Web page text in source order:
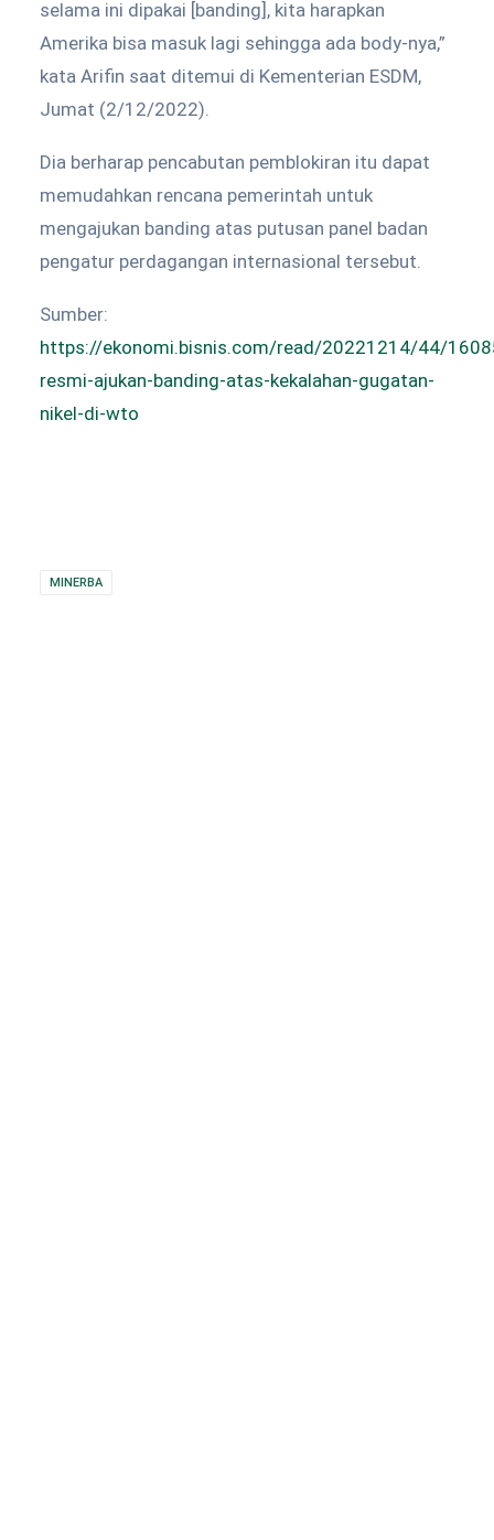
selama ini dipakai [banding], kita harapkan
Amerika bisa masuk lagi sehingga ada body-nya,”
kata Arifin saat ditemui di Kementerian ESDM,
Jumat (2/12/2022).
Dia berharap pencabutan pemblokiran itu dapat
memudahkan rencana pemerintah untuk
mengajukan banding atas putusan panel badan
pengatur perdagangan internasional tersebut.
Sumber:
https://ekonomi.bisnis.com/read/20221214/44/
resmi-ajukan-banding-atas-kekalahan-gugatan-
nikel-di-wto
MINERBA